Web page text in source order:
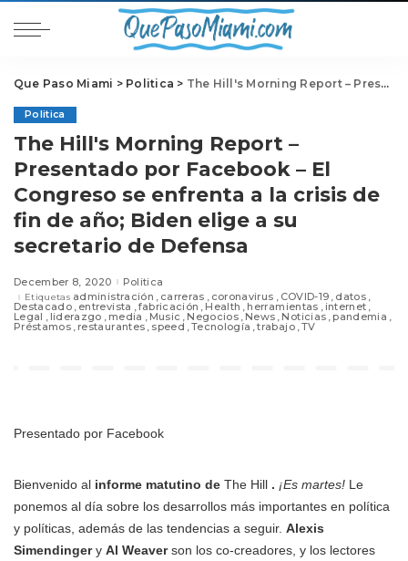
Que Paso Miami > Politica > The Hill's Morning Report – Presentado por Facebook – El Congreso se enfrenta a la crisis de fin de año; Biden elige a su secretario de Defensa
Politica
The Hill's Morning Report –
Presentado por Facebook – El
Congreso se enfrenta a la crisis de
fin de año; Biden elige a su
secretario de Defensa
December 8, 2020 Politica
Etiquetas administración carreras coronavirus COVID-19 datos
Destacado entrevista fabricación Health herramientas internet
Legal liderazgo media Music Negocios News Noticias pandemia
Préstamos restaurantes speed Tecnología trabajo TV
Presentado por Facebook
Bienvenido al informe matutino de The Hill . ¡Es martes! Le
ponemos al día sobre los desarrollos más importantes en política
y políticas, además de las tendencias a seguir. Alexis
Simendingery Al Weaverson los co-creadores, y los lectores